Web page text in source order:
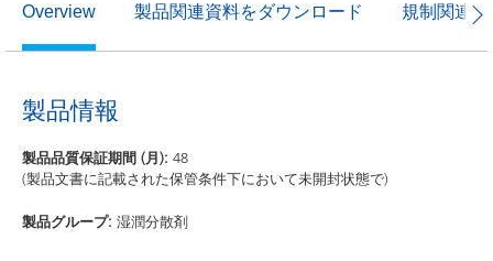
Overview 製品関連資料をダウンロード 規制関連
製品情報
製品品質保証期間 (月): 48
(製品文書に記載された保管条件下において未開封状態で)
製品グループ: 湿潤分散剤